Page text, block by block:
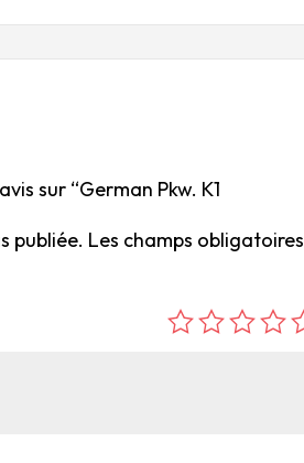
sur “German Pkw. K1
publiée. Les champs obligatoires